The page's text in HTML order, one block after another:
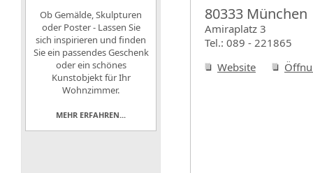
80333 München
Amiraplatz 3
Tel.: 089 - 221865
Website
Ob Gemälde, Skulpturen
oder Poster - Lassen Sie
sich inspirieren und finden
Sie ein passendes Geschenk
oder ein schönes
Kunstobjekt für Ihr
Wohnzimmer.
MEHR ERFAHREN...